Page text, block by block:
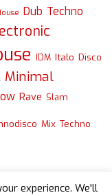
Dub Techno
IDM Italo Disco
Minimal
Rave Slam
Mix Techno
experience. We'll